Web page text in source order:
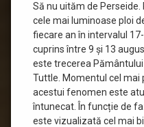
Să nu uităm de
cele mai luminoase ploi
fiecare an în intervalul
cuprins între 9 și 13
este trecerea
Tuttle. Momentul cel mai
acestui fenomen este
întunecat. În funcție de
este vizualizată cel mai